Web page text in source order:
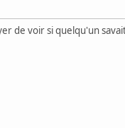
de voir si quelqu'un